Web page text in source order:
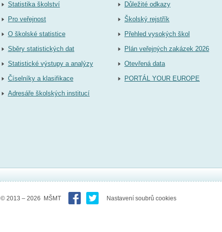
Statistika školství
Pro veřejnost
O školské statistice
Sběry statistických dat
Statistické výstupy a analýzy
Číselníky a klasifikace
Adresáře školských institucí
Důležité odkazy
Školský rejstřík
Přehled vysokých škol
Plán veřejných zakázek 2026
Otevřená data
PORTÁL YOUR EUROPE
© 2013 – 2026 MŠMT Nastavení soubrů cookies